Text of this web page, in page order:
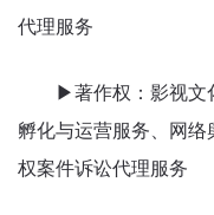
代理服务
▶著作权：影视文化
孵化与运营服务、网
权案件诉讼代理服务